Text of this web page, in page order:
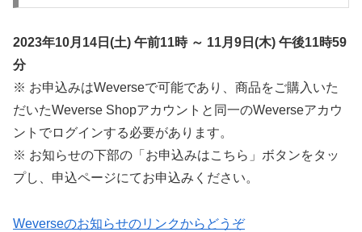
2023年10月14日(土) 午前11時 ～ 11月9日(木) 午後11時59
分
※ お申込みはWeverseで可能であり、商品をご購入いた
だいたWeverse Shopアカウントと同一のWeverseアカウ
ントでログインする必要があります。
※ お知らせの下部の「お申込みはこちら」ボタンをタッ
プし、申込ページにてお申込みください。
Weverseのお知らせのリンクからどうぞ